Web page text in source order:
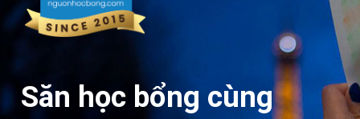
Săn học bổng cùng